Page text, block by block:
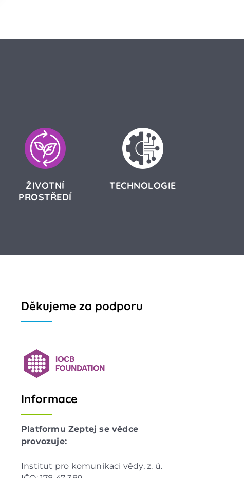
ŽIVOTNÍ
PROSTŘEDÍ
TECHNOLOGIE
Děkujeme za podporu
Informace
Platformu Zeptej se vědce
provozuje:
Institut pro komunikaci vědy, z. ú.